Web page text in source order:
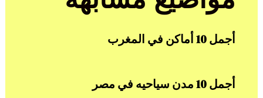
أجمل 10 أماكن في المغرب
أجمل 10 مدن سياحيه في مصر